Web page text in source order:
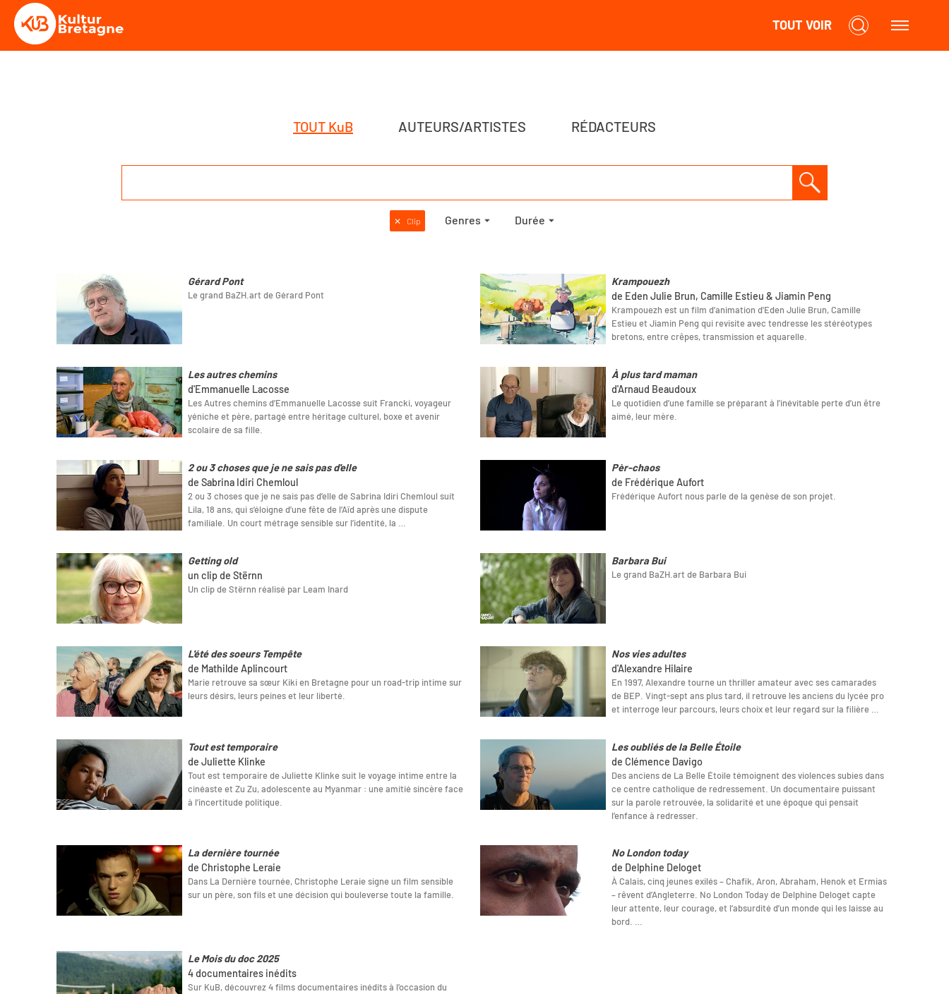
TOUT VOIR
TOUT KuB AUTEURS/ARTISTES RÉDACTEURS
✕ Clip Genres Durée
Gérard Pont
Le grand BaZH.art de Gérard Pont
Krampouezh
de Eden Julie Brun, Camille Estieu & Jiamin Peng
Krampouezh est un film d’animation d'Eden Julie Brun, Camille
Estieu et Jiamin Peng qui revisite avec tendresse les stéréotypes
bretons, entre crêpes, transmission et aquarelle.
Les autres chemins
d'Emmanuelle Lacosse
Les Autres chemins d’Emmanuelle Lacosse suit Francki, voyageur
yéniche et père, partagé entre héritage culturel, boxe et avenir
scolaire de sa fille.
À plus tard maman
d'Arnaud Beaudoux
Le quotidien d’une famille se préparant à l'inévitable perte d’un être
aimé, leur mère.
2 ou 3 choses que je ne sais pas d'elle
de Sabrina Idiri Chemloul
2 ou 3 choses que je ne sais pas d’elle de Sabrina Idiri Chemloul suit
Lila, 18 ans, qui s’éloigne d’une fête de l’Aïd après une dispute
familiale. Un court métrage sensible sur l’identité, la …
Pèr-chaos
de Frédérique Aufort
Frédérique Aufort nous parle de la genèse de son projet.
Getting old
un clip de Stërnn
Un clip de Stërnn réalisé par Leam Inard
Barbara Bui
Le grand BaZH.art de Barbara Bui
L'été des soeurs Tempête
de Mathilde Aplincourt
Marie retrouve sa sœur Kiki en Bretagne pour un road-trip intime sur
leurs désirs, leurs peines et leur liberté.
Nos vies adultes
d'Alexandre Hilaire
En 1997, Alexandre tourne un thriller amateur avec ses camarades
de BEP. Vingt-sept ans plus tard, il retrouve les anciens du lycée pro
et interroge leur parcours, leurs choix et leur regard sur la filière …
Tout est temporaire
de Juliette Klinke
Tout est temporaire de Juliette Klinke suit le voyage intime entre la
cinéaste et Zu Zu, adolescente au Myanmar : une amitié sincère face
à l’incertitude politique.
Les oubliés de la Belle Étoile
de Clémence Davigo
Des anciens de La Belle Étoile témoignent des violences subies dans
ce centre catholique de redressement. Un documentaire puissant
sur la parole retrouvée, la solidarité et une époque qui pensait
l’enfance à redresser.
La dernière tournée
de Christophe Leraie
Dans La Dernière tournée, Christophe Leraie signe un film sensible
sur un père, son fils et une décision qui bouleverse toute la famille.
No London today
de Delphine Deloget
À Calais, cinq jeunes exilés – Chafik, Aron, Abraham, Henok et Ermias
– rêvent d’Angleterre. No London Today de Delphine Deloget capte
leur attente, leur courage, et l’absurdité d’un monde qui les laisse au
bord. …
Le Mois du doc 2025
4 documentaires inédits
Sur KuB, découvrez 4 films documentaires inédits à l’occasion du